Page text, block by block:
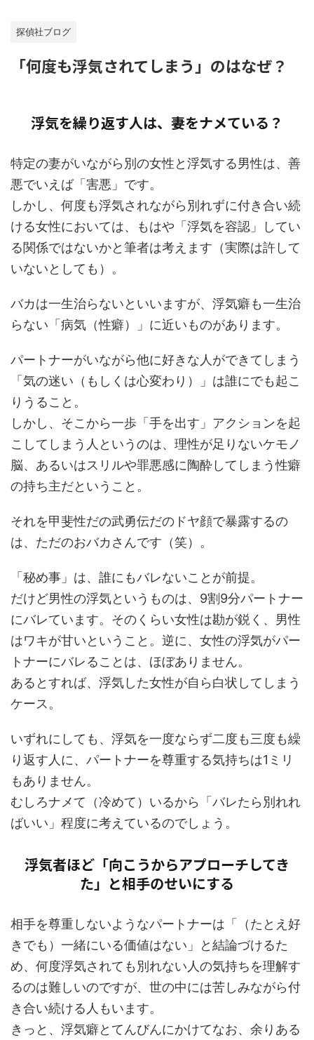
探偵社ブログ
「何度も浮気されてしまう」のはなぜ？
浮気を繰り返す人は、妻をナメている？
特定の妻がいながら別の女性と浮気する男性は、善
悪でいえば「害悪」です。
しかし、何度も浮気されながら別れずに付き合い続
ける女性においては、もはや「浮気を容認」してい
る関係ではないかと筆者は考えます（実際は許して
いないとしても）。
バカは一生治らないといいますが、浮気癖も一生治
らない「病気（性癖）」に近いものがあります。
パートナーがいながら他に好きな人ができてしまう
「気の迷い（もしくは心変わり）」は誰にでも起こ
りうること。
しかし、そこから一歩「手を出す」アクションを起
こしてしまう人というのは、理性が足りないケモノ
脳、あるいはスリルや罪悪感に陶酔してしまう性癖
の持ち主だということ。
それを甲斐性だの武勇伝だのドヤ顔で暴露するの
は、ただのおバカさんです（笑）。
「秘め事」は、誰にもバレないことが前提。
だけど男性の浮気というものは、9割9分パートナー
にバレています。そのくらい女性は勘が鋭く、男性
はワキが甘いということ。逆に、女性の浮気がパー
トナーにバレることは、ほぼありません。
あるとすれば、浮気した女性が自ら白状してしまう
ケース。
いずれにしても、浮気を一度ならず二度も三度も繰
り返す人に、パートナーを尊重する気持ちは1ミリ
もありません。
むしろナメて（冷めて）いるから「バレたら別れれ
ばいい」程度に考えているのでしょう。
浮気者ほど「向こうからアプローチしてき
た」と相手のせいにする
相手を尊重しないようなパートナーは「（たとえ好
きでも）一緒にいる価値はない」と結論づけるた
め、何度浮気されても別れない人の気持ちを理解す
るのは難しいのですが、世の中には苦しみながら付
き合い続ける人もいます。
きっと、浮気癖とてんびんにかけてなお、余りある